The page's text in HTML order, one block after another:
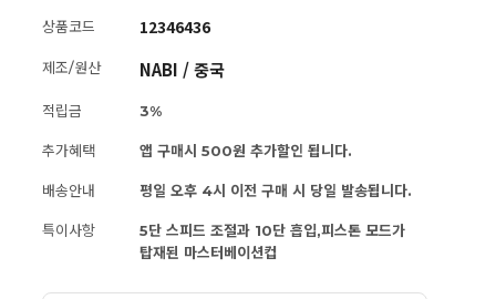
상품코드 12346436
제조/원산 NABI / 중국
적립금 3%
추가혜택 앱 구매시 500원 추가할인 됩니다.
배송안내 평일 오후 4시 이전 구매 시 당일 발송됩니다.
특이사항
5단 스피드 조절과 10단 흡입,피스톤 모드가
탑재된 마스터베이션컵